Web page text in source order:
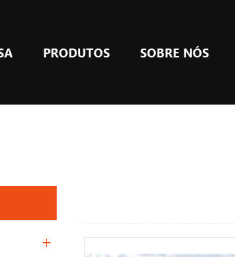
PRODUTOS SOBRE NÓS